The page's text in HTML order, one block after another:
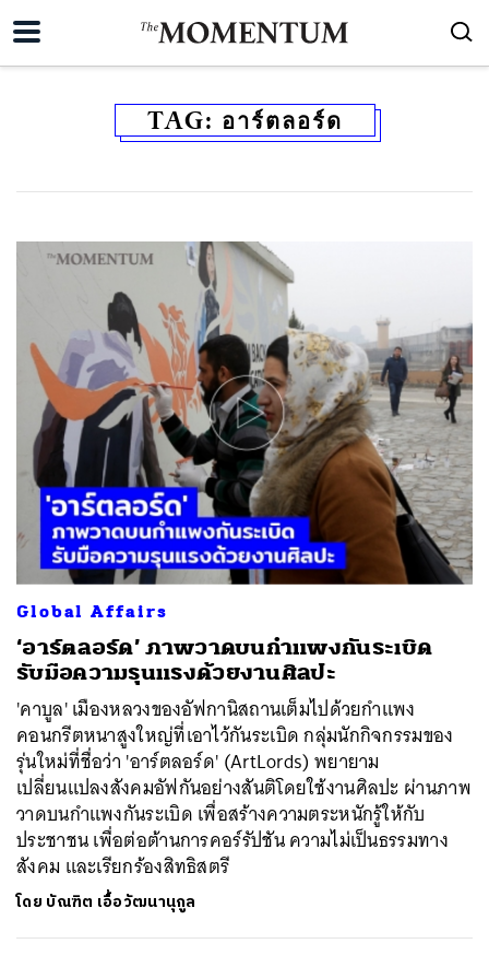
TAG: อาร์ตลอร์ด
Global Affairs
‘อาร์ตลอร์ด’ ภาพวาดบนกำแพงกันระเบิด
รับมือความรุนแรงด้วยงานศิลปะ
'คาบูล' เมืองหลวงของอัฟกานิสถานเต็มไปด้วยกำแพง
คอนกรีตหนาสูงใหญ่ที่เอาไว้กันระเบิด กลุ่มนักกิจกรรมของ
รุ่นใหม่ที่ชื่อว่า 'อาร์ตลอร์ด' (ArtLords) พยายาม
เปลี่ยนแปลงสังคมอัฟกันอย่างสันติโดยใช้งานศิลปะ ผ่านภาพ
วาดบนกำแพงกันระเบิด เพื่อสร้างความตระหนักรู้ให้กับ
ประชาชน เพื่อต่อต้านการคอร์รัปชัน ความไม่เป็นธรรมทาง
สังคม และเรียกร้องสิทธิสตรี
โดย บัณฑิต เอื้อวัฒนานุกูล
ค้นหา
SHARE